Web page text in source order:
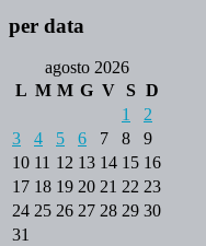
per data
agosto 2026
L M M G V S D
1
2
3
4 5 6 7 8
9
10 11 12 13 14 15 16
17 18 19 20 21 22 23
24 25 26 27 28 29 30
31